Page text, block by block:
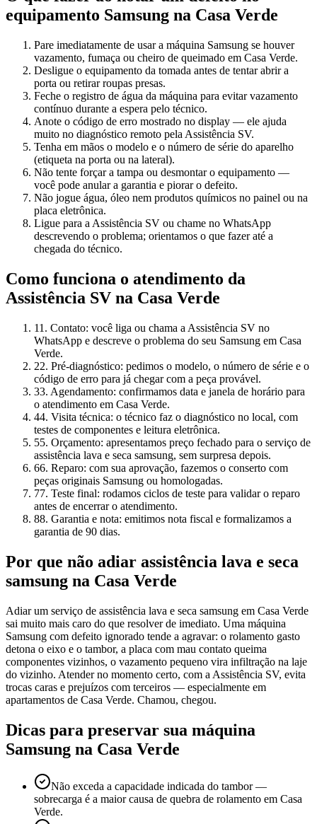
equipamento Samsung na Casa Verde
Pare imediatamente de usar a máquina Samsung se houver
vazamento, fumaça ou cheiro de queimado em Casa Verde.
Desligue o equipamento da tomada antes de tentar abrir a
porta ou retirar roupas presas.
Feche o registro de água da máquina para evitar vazamento
contínuo durante a espera pelo técnico.
Anote o código de erro mostrado no display — ele ajuda
muito no diagnóstico remoto pela Assistência SV.
Tenha em mãos o modelo e o número de série do aparelho
(etiqueta na porta ou na lateral).
Não tente forçar a tampa ou desmontar o equipamento —
você pode anular a garantia e piorar o defeito.
Não jogue água, óleo nem produtos químicos no painel ou na
placa eletrônica.
Ligue para a Assistência SV ou chame no WhatsApp
descrevendo o problema; orientamos o que fazer até a
chegada do técnico.
Como funciona o atendimento da
Assistência SV na Casa Verde
11. Contato: você liga ou chama a Assistência SV no
WhatsApp e descreve o problema do seu Samsung em Casa
Verde.
22. Pré-diagnóstico: pedimos o modelo, o número de série e o
código de erro para já chegar com a peça provável.
33. Agendamento: confirmamos data e janela de horário para
o atendimento em Casa Verde.
44. Visita técnica: o técnico faz o diagnóstico no local, com
testes de componentes e leitura eletrônica.
55. Orçamento: apresentamos preço fechado para o serviço de
assistência lava e seca samsung, sem surpresa depois.
66. Reparo: com sua aprovação, fazemos o conserto com
peças originais Samsung ou homologadas.
77. Teste final: rodamos ciclos de teste para validar o reparo
antes de encerrar o atendimento.
88. Garantia e nota: emitimos nota fiscal e formalizamos a
garantia de 90 dias.
Por que não adiar assistência lava e seca
samsung na Casa Verde
Adiar um serviço de assistência lava e seca samsung em Casa Verde
sai muito mais caro do que resolver de imediato. Uma máquina
Samsung com defeito ignorado tende a agravar: o rolamento gasto
detona o eixo e o tambor, a placa com mau contato queima
componentes vizinhos, o vazamento pequeno vira infiltração na laje
do vizinho. Atender no momento certo, com a Assistência SV, evita
trocas caras e prejuízos com terceiros — especialmente em
apartamentos de Casa Verde. Chamou, chegou.
Dicas para preservar sua máquina
Samsung na Casa Verde
Não exceda a capacidade indicada do tambor —
sobrecarga é a maior causa de quebra de rolamento em Casa
Verde.